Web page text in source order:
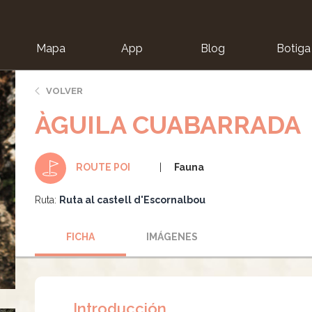
Mapa App Blog Botiga
VOLVER
ÀGUILA CUABARRADA
ROUTE POI Fauna
Ruta: Ruta al castell d'Escornalbou
FICHA IMÁGENES